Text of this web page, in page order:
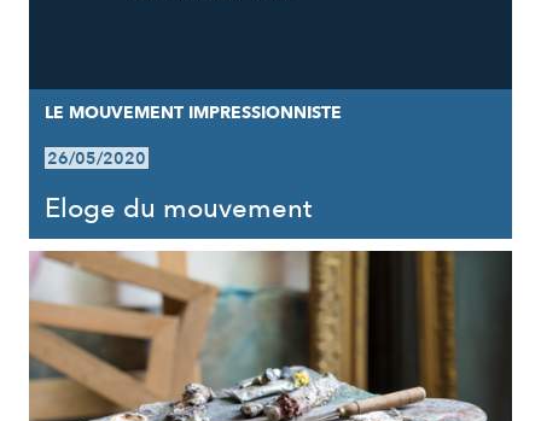
LE MOUVEMENT IMPRESSIONNISTE
26/05/2020
Eloge du mouvement